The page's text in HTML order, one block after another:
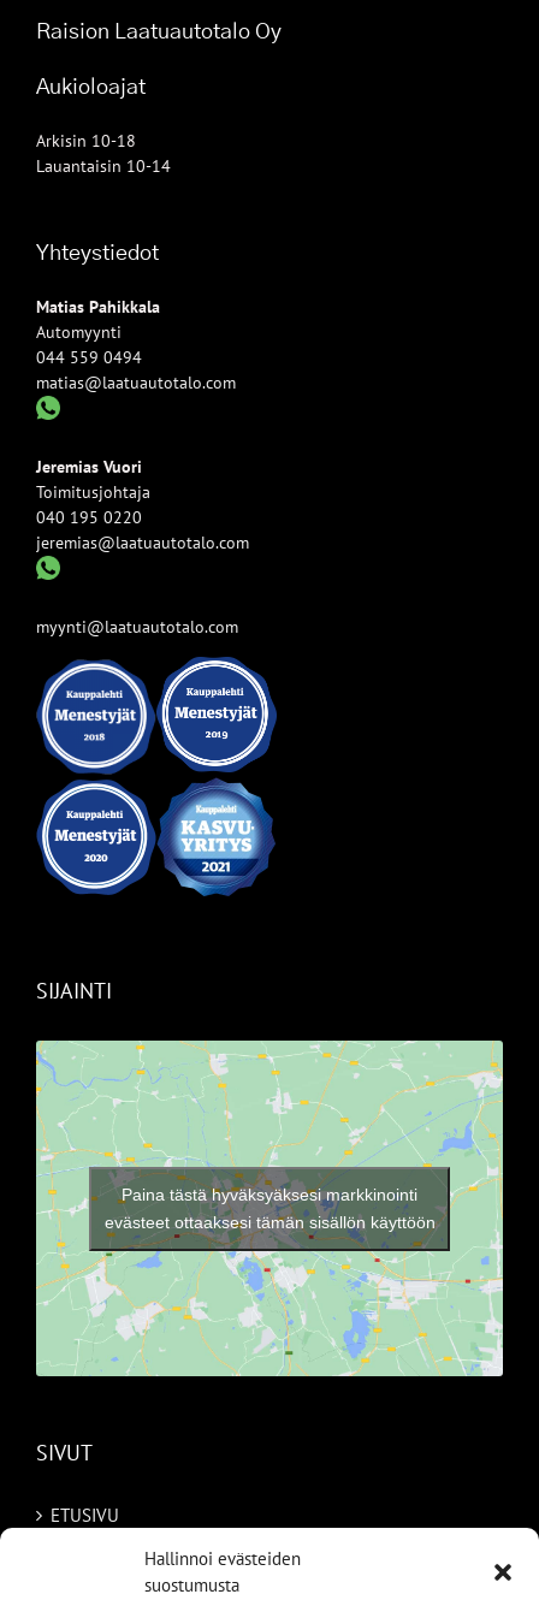
Hallinnoi evästeiden
suostumusta
Raision Laatuautotalo Oy
Aukioloajat
Arkisin 10-18
Lauantaisin 10-14
Yhteystiedot
Matias Pahikkala
Automyynti
044 559 0494
matias@laatuautotalo.com
Jeremias Vuori
Toimitusjohtaja
040 195 0220
jeremias@laatuautotalo.com
myynti@laatuautotalo.com
SIJAINTI
Paina tästä hyväksyäksesi markkinointi
evästeet ottaaksesi tämän sisällön käyttöön
SIVUT
ETUSIVU